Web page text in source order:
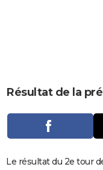
CARTE DE VOEUX
DICTIONNAIRE
Dictionnaire
Biographies
Expressions
Proverbes
PROGRAMME TV
COPAINS D'AVANT
Résultat de la
Le résultat du 2e tour